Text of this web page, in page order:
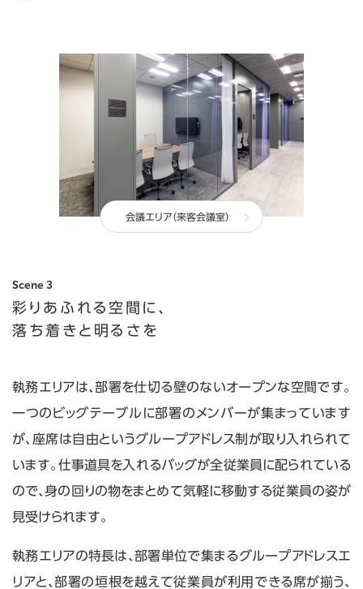
会議エリア（来客会議室）
Scene 3
彩りあふれる空間に、
落ち着きと明るさを
執務エリアは、部署を仕切る壁のないオープンな空間です。
一つのビッグテーブルに部署のメンバーが集まっています
が、座席は自由というグループアドレス制が取り入れられて
います。仕事道具を入れるバッグが全従業員に配られている
ので、身の回りの物をまとめて気軽に移動する従業員の姿が
見受けられます。
執務エリアの特長は、部署単位で集まるグループアドレスエ
リアと、部署の垣根を越えて従業員が利用できる席が揃う、